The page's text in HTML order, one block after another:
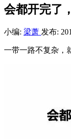
会都开完了
小编: 梁萧 发布:
一带一路不复杂，